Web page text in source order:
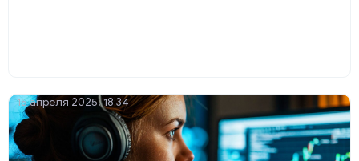
15 апреля 2025, 18:34